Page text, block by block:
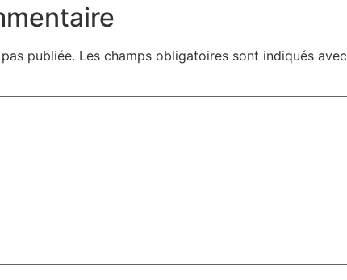
publiée. Les champs obligatoires sont indiqués avec